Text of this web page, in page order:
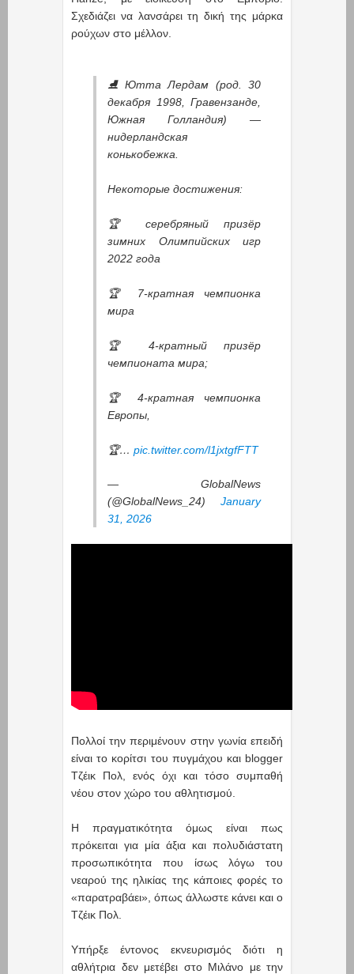
Σχεδιάζει να λανσάρει τη δική της μάρκα
ρούχων στο μέλλον.
⛸️ Ютта Лердам (род. 30
декабря 1998, Гравензанде,
Южная Голландия) —
нидерландская
конькобежка.
Некоторые достижения:
🏆 серебряный призёр
зимних Олимпийских игр
2022 года
🏆 7-кратная чемпионка
мира
🏆 4-кратный призёр
чемпионата мира;
🏆 4-кратная чемпионка
Европы,
🏆… pic.twitter.com/l1jxtgfFTT
— GlobalNews
(@GlobalNews_24) January
31, 2026
Πολλοί την περιμένουν στην γωνία επειδή
είναι το κορίτσι του πυγμάχου και blogger
Τζέικ Πολ, ενός όχι και τόσο συμπαθή
νέου στον χώρο του αθλητισμού.
Η πραγματικότητα όμως είναι πως
πρόκειται για μία άξια και πολυδιάστατη
προσωπικότητα που ίσως λόγω του
νεαρού της ηλικίας της κάποιες φορές το
«παρατραβάει», όπως άλλωστε κάνει και ο
Τζέικ Πολ.
Υπήρξε έντονος εκνευρισμός διότι η
αθλήτρια δεν μετέβει στο Μιλάνο με την